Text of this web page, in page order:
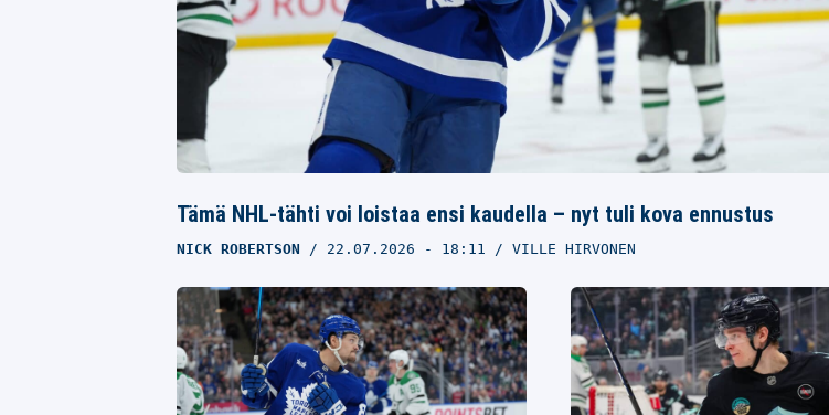
Tämä NHL-tähti voi loistaa ensi kaudella – nyt tuli kova ennustus
NICK ROBERTSON 22.07.2026 - 18:11 VILLE HIRVONEN